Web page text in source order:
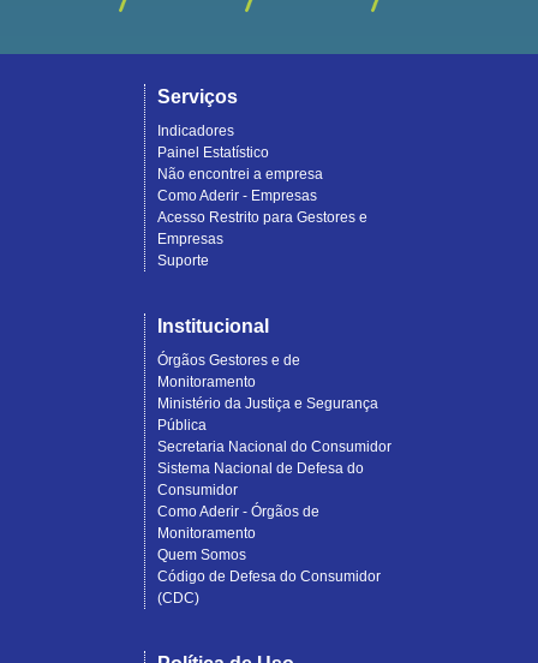
Serviços
Indicadores
Painel Estatístico
Não encontrei a empresa
Como Aderir - Empresas
Acesso Restrito para Gestores e
Empresas
Suporte
Institucional
Órgãos Gestores e de
Monitoramento
Ministério da Justiça e Segurança
Pública
Secretaria Nacional do Consumidor
Sistema Nacional de Defesa do
Consumidor
Como Aderir - Órgãos de
Monitoramento
Quem Somos
Código de Defesa do Consumidor
(CDC)